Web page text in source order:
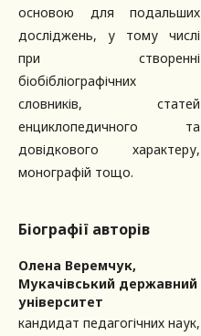
основою для подальших
досліджень, у тому числі
при створенні
біобібліографічних
словників, статей
енциклопедичного та
довідкового характеру,
монографій тощо.
Біографії авторів
Олена Веремчук,
Мукачівський державний
університет
кандидат педагогічних наук,